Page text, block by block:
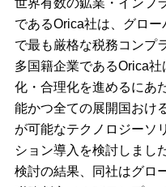
世界有数の鉱業・インフ
であるOrica社は、グロー
で最も厳格な税務コンプ
多国籍企業であるOrica
化・合理化を進めるにあ
能かつ全ての展開国おけ
が可能なテクノロジーソ
ション導入を検討しまし
検討の結果、同社はグロ